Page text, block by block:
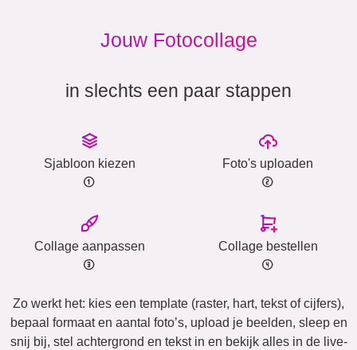
Jouw Fotocollage
in slechts een paar stappen
Sjabloon kiezen Foto's uploaden
Collage aanpassen Collage bestellen
Zo werkt het: kies een template (raster, hart, tekst of cijfers),
bepaal formaat en aantal foto’s, upload je beelden, sleep en
snij bij, stel achtergrond en tekst in en bekijk alles in de live-